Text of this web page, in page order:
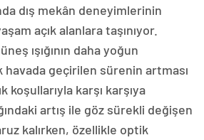
dış mekân deneyimlerinin
açık alanlara taşınıyor.
ışığının daha yoğun
havada geçirilen sürenin artması
koşullarıyla karşı karşıya
artış ile göz sürekli değişen
kalırken, özellikle optik